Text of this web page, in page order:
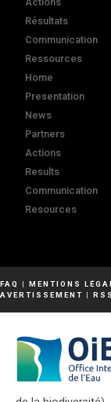
Résultats
Communication
Ressources
Home
Presentation
News
Partners
Actions
Results
Communication
Resources
FAQ | MENTIONS
AVERTISSEMENT | RSS